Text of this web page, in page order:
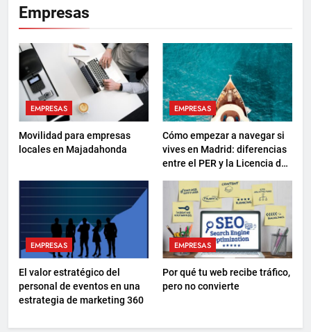
Empresas
EMPRESAS
Movilidad para empresas
locales en Majadahonda
EMPRESAS
Cómo empezar a navegar si
vives en Madrid: diferencias
entre el PER y la Licencia de
EMPRESAS
El valor estratégico del
personal de eventos en una
estrategia de marketing 360
EMPRESAS
Por qué tu web recibe tráfico,
pero no convierte